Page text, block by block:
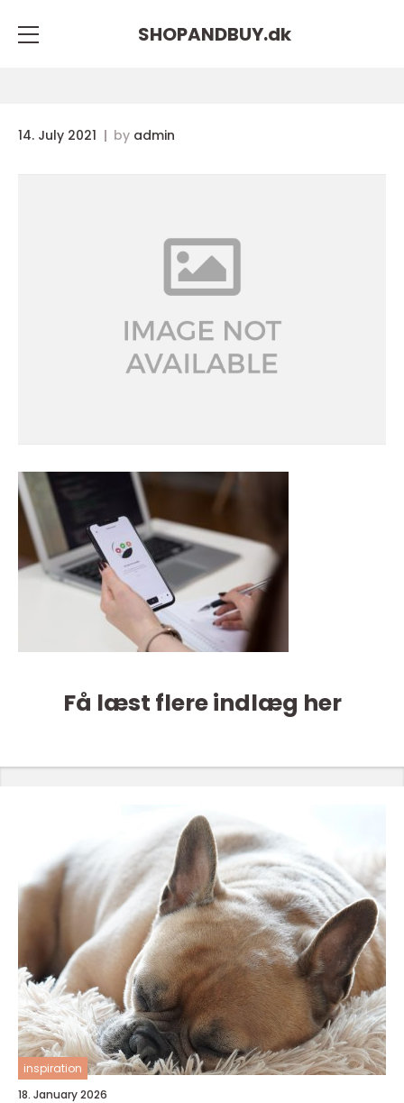
SHOPANDBUY.dk
14. July 2021 by admin
Få læst flere indlæg her
inspiration
18. January 2026